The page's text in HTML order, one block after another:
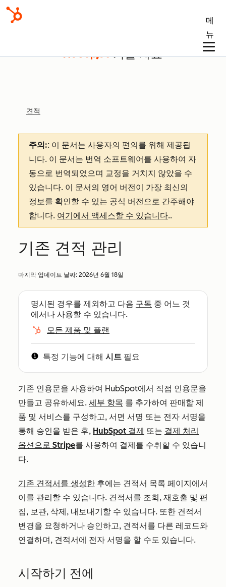
메
뉴
기술 자료
견적
주의:: 이 문서는 사용자의 편의를 위해 제공됩
니다. 이 문서는 번역 소프트웨어를 사용하여 자
동으로 번역되었으며 교정을 거치지 않았을 수
있습니다. 이 문서의 영어 버전이 가장 최신의
정보를 확인할 수 있는 공식 버전으로 간주해야
합니다. 여기에서 액세스할 수 있습니다..
기존 견적 관리
마지막 업데이트 날짜: 2026년 6월 18일
명시된 경우를 제외하고 다음 구독 중 어느 것
에서나 사용할 수 있습니다.
모든 제품 및 플랜
특정 기능에 대해 시트 필요
기존 인용문을 사용하여 HubSpot에서 직접 인용문을
만들고 공유하세요. 세부 항목 를 추가하여 판매할 제
품 및 서비스를 구성하고, 서면 서명 또는 전자 서명을
통해 승인을 받은 후, HubSpot 결제 또는 결제 처리
옵션으로 Stripe를 사용하여 결제를 수취할 수 있습니
다.
기존 견적서를 생성한 후에는 견적서 목록 페이지에서
이를 관리할 수 있습니다. 견적서를 조회, 재호출 및 편
집, 보관, 삭제, 내보내기할 수 있습니다. 또한 견적서
변경을 요청하거나 승인하고, 견적서를 다른 레코드와
연결하며, 견적서에 전자 서명을 할 수도 있습니다.
시작하기 전에